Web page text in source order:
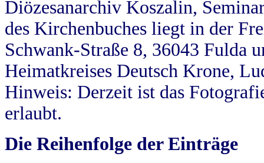
Diözesanarchiv Koszalin,
des Kirchenbuches liegt in der
Schwank-Straße 8, 36043 Fulda
Heimatkreises Deutsch Krone,
Hinweis: Derzeit ist das
erlaubt.
Die Reihenfolge der Einträge